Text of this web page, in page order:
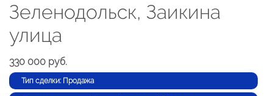
Зеленодольск, Заикина
улица
330 000 руб.
Тип сделки: Продажа